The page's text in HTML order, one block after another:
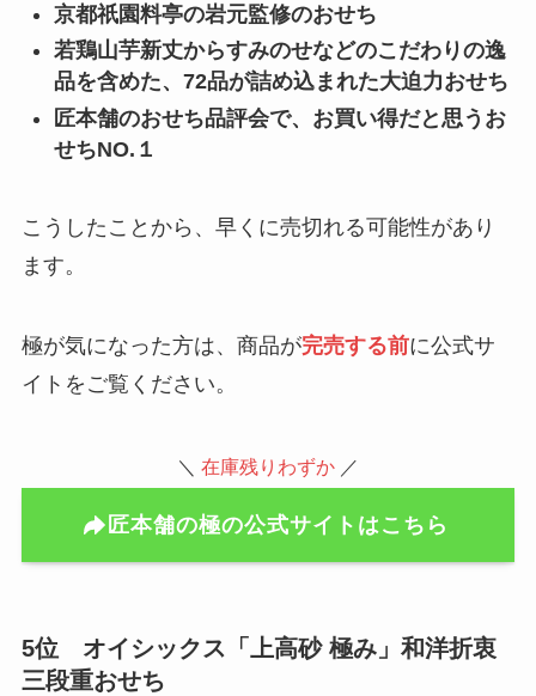
京都祇園料亭の岩元監修のおせち
若鶏山芋新丈からすみのせなどのこだわりの逸
品を含めた、72品が詰め込まれた大迫力おせち
匠本舗のおせち品評会で、お買い得だと思うお
せちNO.１
こうしたことから、早くに売切れる可能性があり
ます。
極が気になった方は、商品が完売する前に公式サ
イトをご覧ください。
＼ 在庫残りわずか ／
匠本舗の極の公式サイトはこちら
5位 オイシックス「上高砂 極み」和洋折衷
三段重おせち